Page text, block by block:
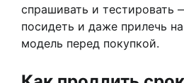
спрашивать и тестировать
посидеть и даже прилечь
модель перед покупкой.